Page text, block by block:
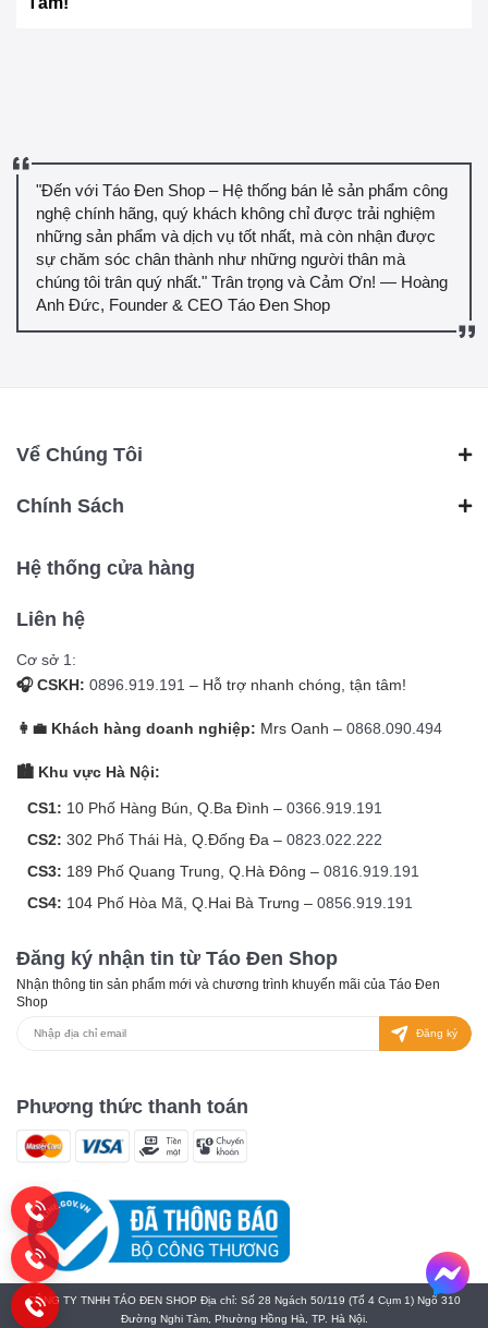
"Đến với Táo Đen Shop – Hệ thống bán lẻ sản phẩm công
nghệ chính hãng, quý khách không chỉ được trải nghiệm
những sản phẩm và dịch vụ tốt nhất, mà còn nhận được
sự chăm sóc chân thành như những người thân mà
chúng tôi trân quý nhất." Trân trọng và Cảm Ơn! — Hoàng
Anh Đức, Founder & CEO Táo Đen Shop
Vể Chúng Tôi
Chính Sách
Hệ thống cửa hàng
Liên hệ
Cơ sở 1:
🎧 CSKH: 0896.919.191 – Hỗ trợ nhanh chóng, tận tâm!
👩‍💼 Khách hàng doanh nghiệp: Mrs Oanh – 0868.090.494
🏙️ Khu vực Hà Nội:
CS1: 10 Phố Hàng Bún, Q.Ba Đình – 0366.919.191
CS2: 302 Phố Thái Hà, Q.Đống Đa – 0823.022.222
CS3: 189 Phố Quang Trung, Q.Hà Đông – 0816.919.191
CS4: 104 Phố Hòa Mã, Q.Hai Bà Trưng – 0856.919.191
Đăng ký nhận tin từ Táo Đen Shop
Nhận thông tin sản phẩm mới và chương trình khuyến mãi của Táo Đen
Shop
Đăng ký
Phương thức thanh toán
CÔNG TY TNHH TÁO ĐEN SHOP Địa chỉ: Số 28 Ngách 50/119 (Tổ 4 Cụm 1) Ngõ 310
Đường Nghi Tàm, Phường Hồng Hà, TP. Hà Nội.